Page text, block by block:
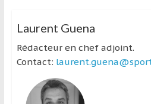
Laurent Guena
Rédacteur en chef adjoint.
Contact: